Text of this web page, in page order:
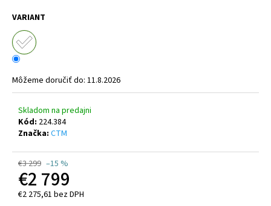
VARIANT
Môžeme doručiť do: 11.8.2026
Skladom na predajni
Kód: 224.384
Značka: CTM
€3 299 –15 %
€2 799
€2 275,61 bez DPH
PEARTUNE
MSO
3.0
NORMAL
AVINOX
M2,M2S
€309